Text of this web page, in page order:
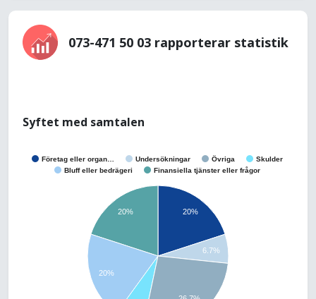
073-471 50 03 rapporterar statistik
Syftet med samtalen
Företag eller organ… Undersökningar Övriga
Skulder
Bluff eller bedrägeri
Finansiella tjänster eller frågor
20%
6.7%
20%
20%